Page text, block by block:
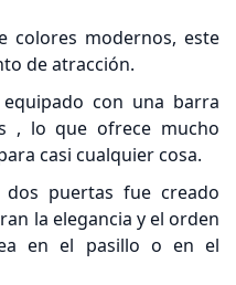
colores modernos, este
de atracción.
con una barra
, lo que ofrece mucho
casi cualquier cosa.
puertas fue creado
la elegancia y el orden
en el pasillo o en el